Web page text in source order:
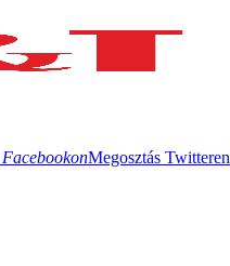
FacebookonMegosztás Twitteren